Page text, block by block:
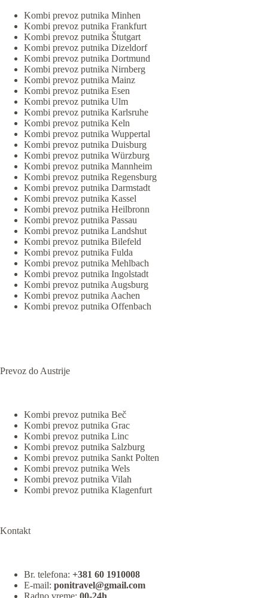
Kombi prevoz putnika Minhen
Kombi prevoz putnika Frankfurt
Kombi prevoz putnika Štutgart
Kombi prevoz putnika Dizeldorf
Kombi prevoz putnika Dortmund
Kombi prevoz putnika Nirnberg
Kombi prevoz putnika Mainz
Kombi prevoz putnika Esen
Kombi prevoz putnika Ulm
Kombi prevoz putnika Karlsruhe
Kombi prevoz putnika Keln
Kombi prevoz putnika Wuppertal
Kombi prevoz putnika Duisburg
Kombi prevoz putnika Würzburg
Kombi prevoz putnika Mannheim
Kombi prevoz putnika Regensburg
Kombi prevoz putnika Darmstadt
Kombi prevoz putnika Kassel
Kombi prevoz putnika Heilbronn
Kombi prevoz putnika Passau
Kombi prevoz putnika Landshut
Kombi prevoz putnika Bilefeld
Kombi prevoz putnika Fulda
Kombi prevoz putnika Mehlbach
Kombi prevoz putnika Ingolstadt
Kombi prevoz putnika Augsburg
Kombi prevoz putnika Aachen
Kombi prevoz putnika Offenbach
Prevoz do Austrije
Kombi prevoz putnika Beč
Kombi prevoz putnika Grac
Kombi prevoz putnika Linc
Kombi prevoz putnika Salzburg
Kombi prevoz putnika Sankt Polten
Kombi prevoz putnika Wels
Kombi prevoz putnika Vilah
Kombi prevoz putnika Klagenfurt
Kontakt
Br. telefona: +381 60 1910008
E-mail: ponitravel@gmail.com
Radno vreme: 00-24h